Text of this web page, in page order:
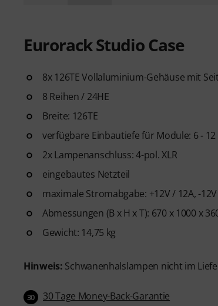
Eurorack Studio Case
8x 126TE Vollaluminium-Gehäuse mit
8 Reihen / 24HE
Breite: 126TE
verfügbare Einbautiefe für Module: 6 - 12
2x Lampenanschluss: 4-pol. XLR
eingebautes Netzteil
maximale Stromabgabe: +12V / 12A, -
Abmessungen (B x H x T): 670 x 1000 x
Gewicht: 14,75 kg
Hinweis: Schwanenhalslampen nicht im
30 30 Tage Money-Back-Garantie